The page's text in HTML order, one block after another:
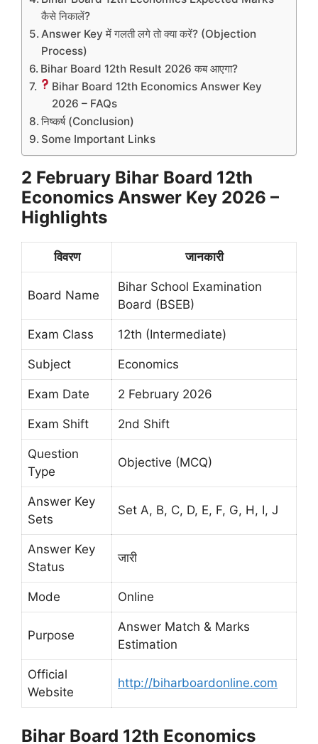
कैसे निकालें?
Answer Key में गलती लगे तो क्या करें? (Objection
Process)
Bihar Board 12th Result 2026 कब आएगा?
Bihar Board 12th Economics Answer Key
2026 – FAQs
निष्कर्ष (Conclusion)
Some Important Links
2 February Bihar Board 12th
Economics Answer Key 2026 –
Highlights
विवरण जानकारी
Board Name
Bihar School Examination
Board (BSEB)
Exam Class 12th (Intermediate)
Subject Economics
Exam Date 2 February 2026
Exam Shift 2nd Shift
Question
Type
Objective (MCQ)
Answer Key
Sets
Set A, B, C, D, E, F, G, H, I, J
Answer Key
Status
जारी
Mode Online
Purpose
Answer Match & Marks
Estimation
Official
Website
http://biharboardonline.com
Bihar Board 12th Economics